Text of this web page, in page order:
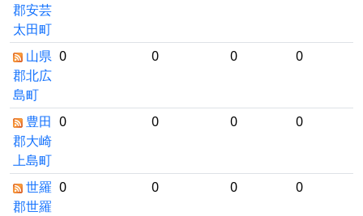
郡安芸
太田町
山県
郡北広
島町
0 0 0 0
豊田
郡大崎
上島町
0 0 0 0
世羅
郡世羅
0 0 0 0